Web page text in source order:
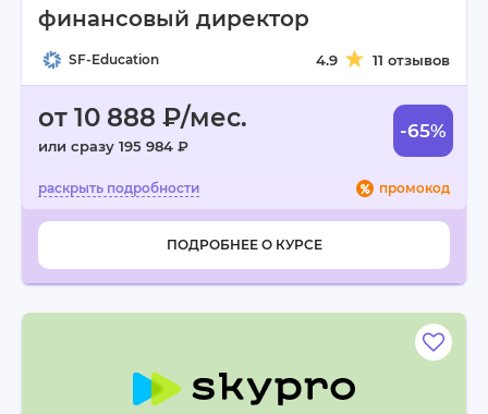
финансовый директор
SF-Education 4.9 11 отзывов
от 10 888 ₽/мес.
или сразу 195 984 ₽
-65%
промокод
ПОДРОБНЕЕ О КУРСЕ